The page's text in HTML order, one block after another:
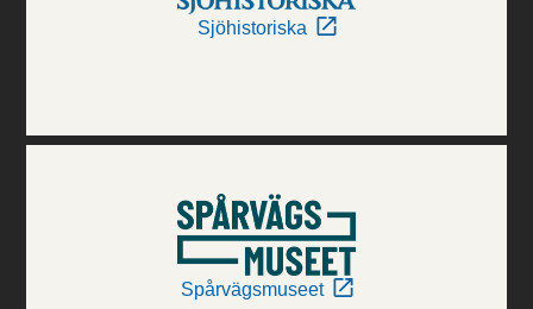
Sjöhistoriska
Spårvägsmuseet